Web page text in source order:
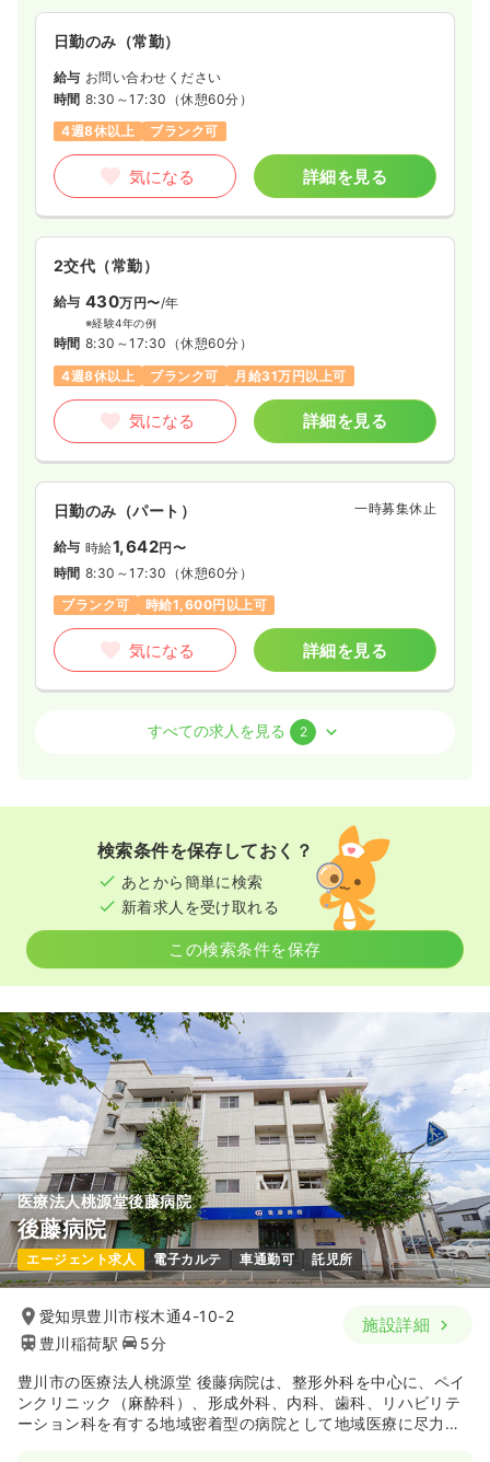
日勤のみ（常勤）
給与 お問い合わせください
時間 8:30～17:30 （休憩60分）
4週8休以上
ブランク可
気になる 詳細を見る
2交代（常勤）
給与 430万円〜/年
※経験4年の例
時間 8:30～17:30 （休憩60分）
4週8休以上
ブランク可 月給31万円以上可
気になる 詳細を見る
日勤のみ（パート） 一時募集休止
給与 時給1,642円〜
時間 8:30～17:30 （休憩60分）
ブランク可
時給1,600円以上可
気になる 詳細を見る
正・准看護師 / 管理職
8:30～17:30（休憩60分）
日祝休み
年収700万円以上可
気になる 詳細を見る
介護・福祉系正・准看護師 一般＋療養
日勤のみ（パート） 一時募集休止
給与 時給1,400円
時間 12:30～16:30
時給1,400円以上可
気になる 詳細を見る
すべての求人を見る 2
検索条件を保存しておく？
あとから簡単に検索
新着求人を受け取れる
この検索条件を保存
医療法人桃源堂後藤病院
後藤病院
エージェント求人 電子カルテ 車通勤可 託児所
愛知県豊川市桜木通4-10-2
豊川稲荷駅
5分
施設詳細
豊川市の医療法人桃源堂 後藤病院は、整形外科を中心に、ペイ
ンクリニック（麻酔科）、形成外科、内科、歯科、リハビリテ
ーション科を有する地域密着型の病院として地域医療に尽力を